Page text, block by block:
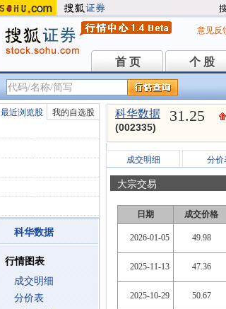
意见反
首 页
首 页 个 股
个 股
最近浏览股 我的自选股
科华数据
行情图表
成交明细
分价表
科华数据
(002335)
31.25
成交明细 分价
大宗交易
日期 成交价格
2026-01-05 49.98
2025-11-13 47.36
2025-10-29 50.67